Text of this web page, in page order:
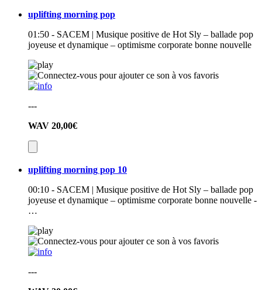
uplifting morning pop
01:50 - SACEM | Musique positive de Hot Sly – ballade pop
joyeuse et dynamique – optimisme corporate bonne nouvelle
---
WAV 20,00€
uplifting morning pop 10
00:10 - SACEM | Musique positive de Hot Sly – ballade pop
joyeuse et dynamique – optimisme corporate bonne nouvelle -
…
---